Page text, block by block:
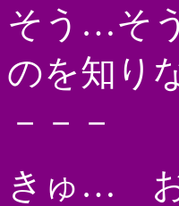
そう…そ
のを知り
－－－
きゅ… お